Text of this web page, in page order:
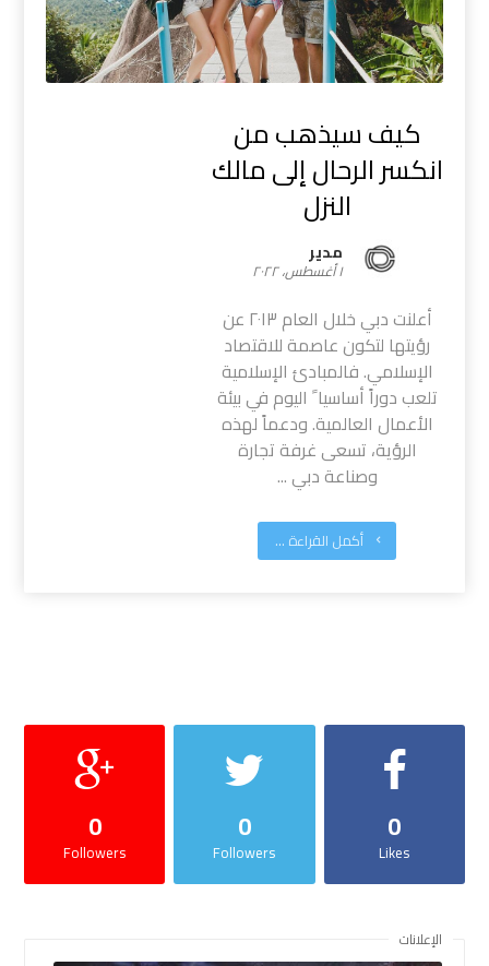
كيف سيذهب من
انكسر الرحال إلى مالك
النزل
مدیر
١ أغسطس، ٢٠٢٢
أعلنت دبي خلال العام ٢٠١٣ عن
رؤيتها لتكون عاصمة للاقتصاد
الإسلامي. فالمبادئ الإسلامية
تلعب دوراً أساسيا ً اليوم في بيئة
الأعمال العالمية. ودعماً لهذه
الرؤية، تسعى غرفة تجارة
وصناعة دبي ...
أكمل القراءة ...
0
Likes
0
Followers
0
Followers
الإعلانات